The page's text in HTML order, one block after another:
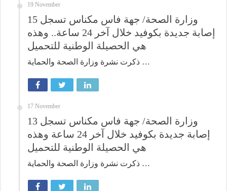
19 November
وزارة الصحة/ جهة فاس مكناس تسجل 15
إصابة جديدة بكوفيد خلال آخر 24 ساعة.. وهذه
هي الحصيلة الوطنية للتحميل
ذكرت نشرة وزارة الصحة والحماية …
17 November
وزارة الصحة/ جهة فاس مكناس تسجل 13
إصابة جديدة بكوفيد خلال آخر 24 ساعة وهذه
هي الحصيلة الوطنية للتحميل
ذكرت نشرة وزارة الصحة والحماية …